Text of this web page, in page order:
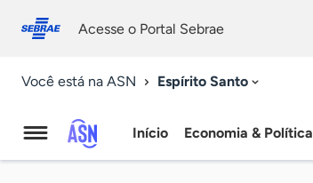
conosco
Acesse o Portal Sebrae
Você está na ASN Espírito Santo
Agência
Início Economia & Política